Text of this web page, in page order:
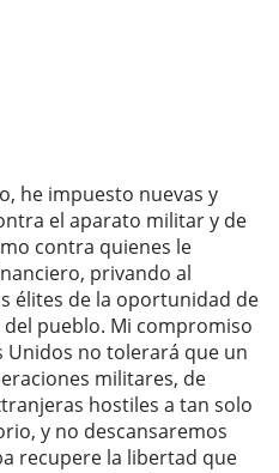
he impuesto nuevas y
el aparato militar y de
contra quienes le
privando al
élites de la oportunidad de
pueblo. Mi compromiso
Unidos no tolerará que un
militares, de
hostiles a tan solo
y no descansaremos
recupere la libertad que